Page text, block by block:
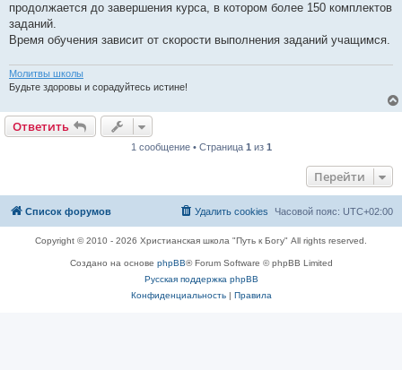
продолжается до завершения курса, в котором более 150 комплектов
заданий.
Время обучения зависит от скорости выполнения заданий учащимся.
Молитвы школы
Будьте здоровы и сорадуйтесь истине!
Ответить
1 сообщение • Страница 1 из 1
Перейти
Список форумов Часовой пояс: UTC+02:00
Удалить cookies
Copyright © 2010 - 2026 Христианская школа "Путь к Богу" All rights reserved.
Создано на основе phpBB® Forum Software © phpBB Limited
Русская поддержка phpBB
Конфиденциальность| Правила